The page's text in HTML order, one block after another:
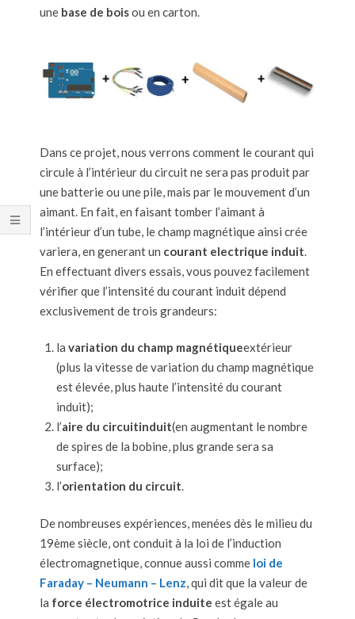
une base de boisou en carton.
Dans ce projet, nous verrons comment le courant qui
circule à l’intérieur du circuit ne sera pas produit par
une batterie ou une pile, mais par le mouvement d’un
aimant. En fait, en faisant tomber l’aimant à
l’intérieur d’un tube, le champ magnétique ainsi crée
variera, en generant un courant electrique induit.
En effectuant divers essais, vous pouvez facilement
vérifier que l’intensité du courant induit dépend
exclusivement de trois grandeurs:
lavariation du champ magnétiqueextérieur
(plus la vitesse de variation du champ magnétique
est élevée, plus haute l’intensité du courant
induit);
l’aire du circuitinduit(en augmentant le nombre
de spires de la bobine, plus grande sera sa
surface);
l’orientation du circuit.
De nombreuses expériences, menées dès le milieu du
19ème siècle, ont conduit à la loi de l’induction
électromagnetique, connue aussi comme loi de
Faraday – Neumann – Lenz qui dit que la valeur de
la force électromotrice induite est égale au